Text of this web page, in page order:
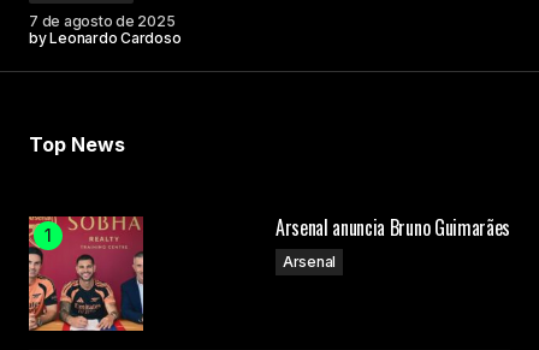
7 de agosto de 2025
byLeonardo Cardoso
Top News
Arsenal anuncia Bruno Guimarães
Arsenal